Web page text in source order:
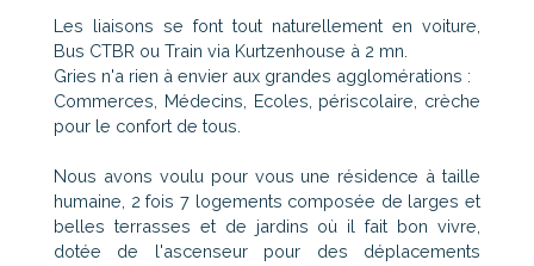
Les liaisons se font tout naturellement en voiture,
Bus CTBR ou Train via Kurtzenhouse à 2 mn.
Gries n'a rien à envier aux grandes agglomérations :
Commerces, Médecins, Ecoles, périscolaire, crèche
pour le confort de tous.
Nous avons voulu pour vous une résidence à taille
humaine, 2 fois 7 logements composée de larges et
belles terrasses et de jardins où il fait bon vivre,
dotée de l'ascenseur pour des déplacements